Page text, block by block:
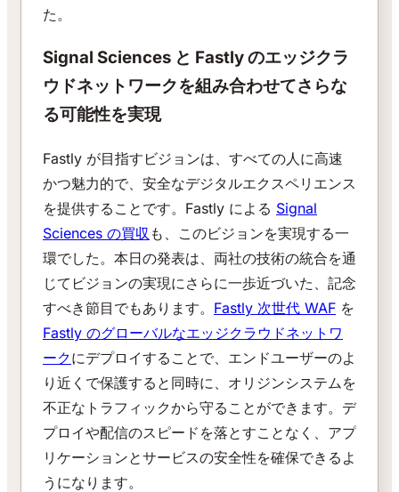
た。
Signal Sciences と Fastly のエッジクラ
ウドネットワークを組み合わせてさらな
る可能性を実現
Fastly が目指すビジョンは、すべての人に高速
かつ魅力的で、安全なデジタルエクスペリエンス
を提供することです。Fastly による Signal
Sciences の買収 も、このビジョンを実現する一
環でした。本日の発表は、両社の技術の統合を通
じてビジョンの実現にさらに一歩近づいた、記念
すべき節目でもあります。 Fastly 次世代 WAF を
Fastly のグローバルなエッジクラウドネットワ
ークにデプロイすることで、エンドユーザーのよ
り近くで保護すると同時に、オリジンシステムを
不正なトラフィックから守ることができます。デ
プロイや配信のスピードを落とすことなく、アプ
リケーションとサービスの安全性を確保できるよ
うになります。